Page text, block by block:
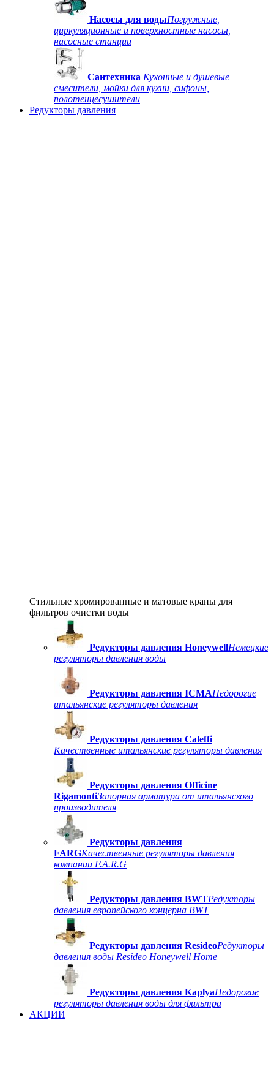
Насосы для водыПогружные,
циркуляционные и поверхностные насосы,
насосные станции
Сантехника Кухонные и душевые
смесители, мойки для кухни, сифоны,
полотенцесушители
Редукторы давления
Стильные хромированные и матовые краны для
фильтров очистки воды
Редукторы давления HoneywellНемецкие
регуляторы давления воды
Редукторы давления ICMAНедорогие
итальянские регуляторы давления
Редукторы давления Caleffi
Качественные итальянские регуляторы давления
Редукторы давления Officine
RigamontiЗапорная арматура от итальянского
производителя
Редукторы давления
FARGКачественные регуляторы давления
компании F.A.R.G
Редукторы давления BWTРедукторы
давления европейского концерна BWT
Редукторы давления ResideoРедукторы
давления воды Resideo Honeywell Home
Редукторы давления KaplyaНедорогие
регуляторы давления воды для фильтра
АКЦИИ